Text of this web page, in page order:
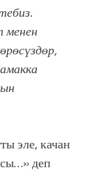
менен
эле, качан
деп